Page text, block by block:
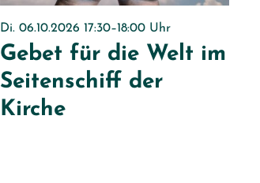
Di. 06.10.2026 17:30–18:00 Uhr
Gebet für die Welt im
Seitenschiff der
Kirche